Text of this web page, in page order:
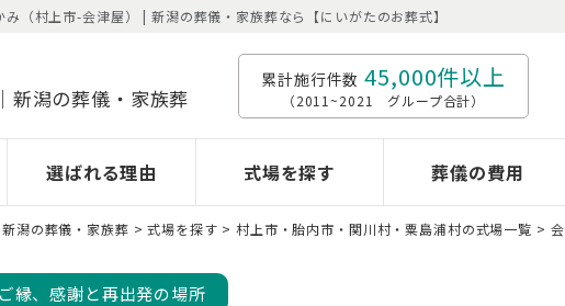
（村上市-会津屋） | 新潟の葬儀・家族葬なら【にいがたのお葬式】
累計施行件数 45,000件以上
（2011~2021 グループ合計）
選ばれる理由 式場を探す 葬儀の費用
潟の葬儀・家族葬 >式場を探す >村上市・胎内市・関川村・粟島浦村の式場一覧 >
縁、感謝と再出発の場所